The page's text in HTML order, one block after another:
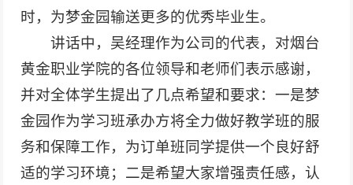
时，为梦金园输送更多的优秀毕业生。
讲话中，吴经理作为公司的代表，对烟台
黄金职业学院的各位领导和老师们表示感谢，
并对全体学生提出了几点希望和要求：一是梦
金园作为学习班承办方将全力做好教学班的服
务和保障工作，为订单班同学提供一个良好舒
适的学习环境；二是希望大家增强责任感，认